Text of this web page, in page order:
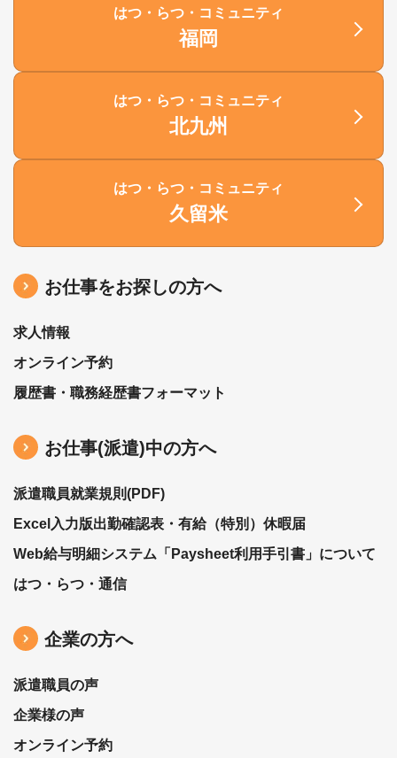
はつ・らつ・コミュニティ
福岡
はつ・らつ・コミュニティ
北九州
はつ・らつ・コミュニティ
久留米
お仕事をお探しの方へ
求人情報
オンライン予約
履歴書・職務経歴書フォーマット
お仕事(派遣)中の⽅へ
派遣職員就業規則(PDF)
Excel入力版出勤確認表・有給（特別）休暇届
Web給与明細システム「Paysheet利用手引書」について
はつ・らつ・通信
企業の方へ
派遣職員の声
企業様の声
オンライン予約